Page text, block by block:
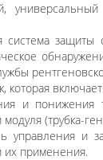
система
которая
и понижения
(трубка-
управления и
их применения.